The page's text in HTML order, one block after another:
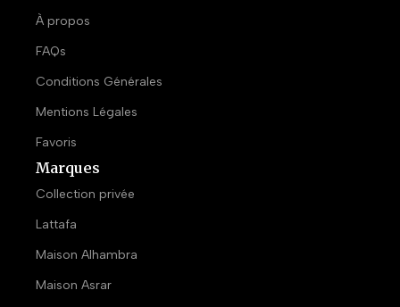
À propos
FAQs
Conditions Générales
Mentions Légales
Favoris
Marques
Collection privée
Lattafa
Maison Alhambra
Maison Asrar